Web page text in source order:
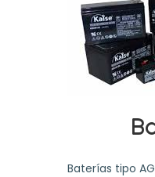
Baterías tipo